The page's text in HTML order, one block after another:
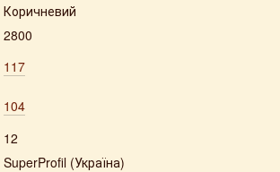
Коричневий
2800
117
104
12
SuperProfil (Україна)